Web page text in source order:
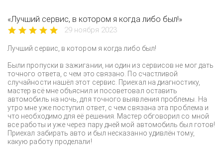
«Лучший сервис, в котором я когда либо был!»
29 ноября 2023
Лучший сервис, в котором я когда либо был!
Были пропуски в зажигании, ни один из сервисов не мог дать
точного ответа, с чем это связано. По счастливой
случайности нашёл этот сервис. Приехал на диагностику,
мастер всё мне объяснил и посоветовал оставить
автомобиль на ночь, для точного выявления проблемы. На
утро мне уже поступил ответ, с чем связана эта проблема и
что необходимо для её решения. Мастер обговорил со мной
все работы и уже через пару дней мой автомобиль был готов!
Приехал забирать авто и был несказанно удивлён тому,
какую работу проделали!